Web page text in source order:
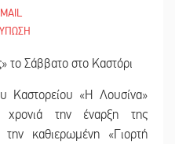
Καστορείου «Η Λουσίνα»
χρονιά την έναρξη της
την καθιερωμένη «Γιορτή